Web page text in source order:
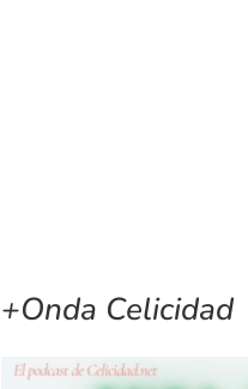
+Onda Celicidad